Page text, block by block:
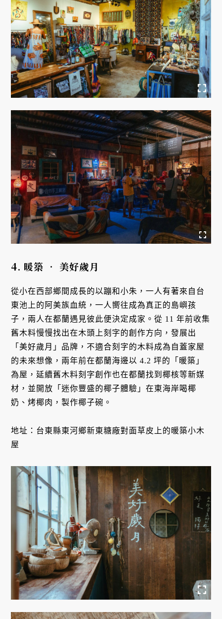
4. 暖築 • 美好歲月
從小在西部鄉間成長的以蹦和小朱，一人有著來自台
東池上的阿美族血統，一人嚮往成為真正的島嶼孩
子，兩人在都蘭遇見彼此便決定成家。從 11 年前收集
舊木料慢慢找出在木頭上刻字的創作方向，發展出
「美好歲月」品牌，不適合刻字的木料成為自蓋家屋
的未來想像，兩年前在都蘭海邊以 4.2 坪的「暖築」
為屋，延續舊木料刻字創作也在都蘭找到椰核等新媒
材，並開放「迷你豐盛的椰子體驗」在東海岸喝椰
奶、烤椰肉，製作椰子碗。
地址：台東縣東河鄉新東糖廠對面草皮上的暖築小木
屋